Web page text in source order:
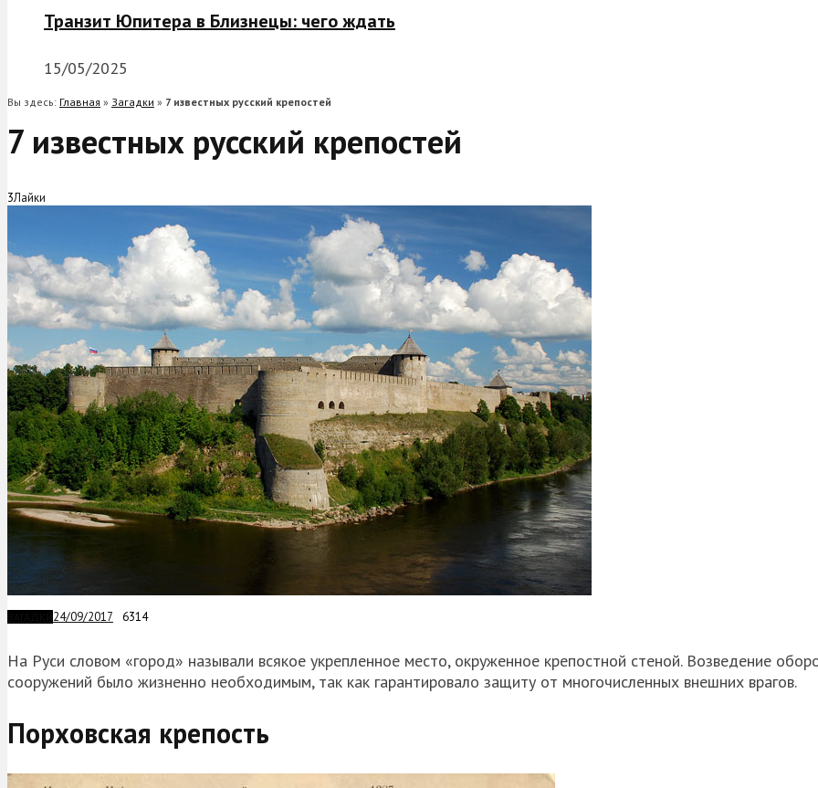
Транзит Юпитера в Близнецы: чего ждать
15/05/2025
Вы здесь: Главная » Загадки » 7 известных русский крепостей
7 известных русский крепостей
3Лайки
24/09/2017 6314
На Руси словом «город» называли всякое укрепленное место, окруженное крепостной стеной. Возведение
сооружений было жизненно необходимым, так как гарантировало защиту от многочисленных внешних врагов.
Порховская крепость